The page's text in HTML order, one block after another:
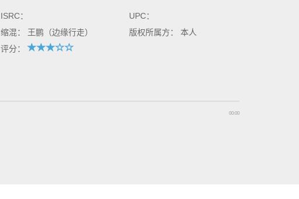
ISRC：
缩混： 王鹏（边缘行走）
评分：
UPC：
版权所属方： 本人
00:00